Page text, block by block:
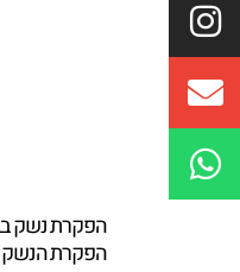
הפקרת נשק
הפקרת הנשק